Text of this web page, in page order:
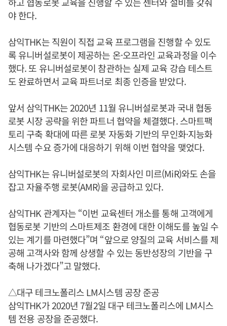
야 한다.
삼익THK는 직원이 직접 교육 프로그램을 진행할 수 있도
록 유니버설로봇이 제공하는 온·오프라인 교육과정을 이수
했다. 또 유니버설로봇이 참관하는 실제 교육 강습 테스트
도 완료하면서 교육 파트너로 최종 인증을 받았다.
앞서 삼익THK는 2020년 11월 유니버설로봇과 국내 협동
로봇 시장 공략을 위한 파트너 협약을 체결했다. 스마트팩
토리 구축 확대에 따른 로봇 자동화 기반의 무인화·지능화
시스템 수요 증가에 대응하기 위해 이번 협약을 맺었다.
삼익THK는 유니버설로봇의 자회사인 미르(MiR)와도 손을
잡고 자율주행 로봇(AMR)을 공급하고 있다.
삼익THK 관계자는 “이번 교육센터 개소를 통해 고객에게
협동로봇 기반의 스마트제조 환경에 대한 이해도를 높일 수
있는 계기를 마련했다”며 “앞으로 양질의 교육 서비스를 제
공해 고객사와 함께 상생할 수 있는 동반성장의 기반을 구
축해 나가겠다”고 말했다.
△대구 테크노폴리스 LM시스템 공장 준공
삼익THK가 2020년 7월2일 대구 테크노폴리스에 LM시스
템 전용 공장을 준공했다.